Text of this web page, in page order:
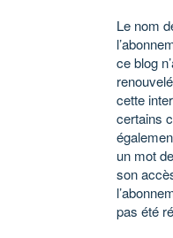
Le nom
ce blog
cette
certains
un mot
son
pas été